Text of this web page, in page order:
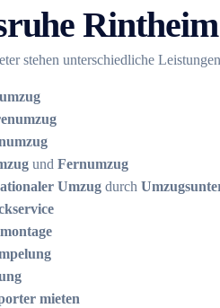
Rintheim
stehen unterschiedliche
und Fernumzug
Umzug durch
mieten